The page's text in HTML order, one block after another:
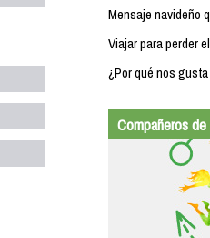
Mensaje navideño
Viajar para perder
¿Por qué nos
Compañeros